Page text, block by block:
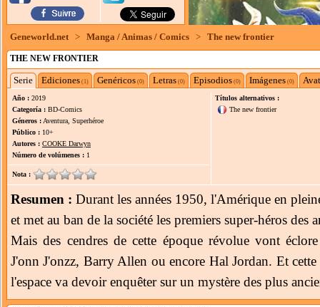
Geneworld.net > Manga / Animas / Comics > The new frontier
THE NEW FRONTIER
Serie Ediciones (1) Genéricos (0) Letras (0) Episodios (0) Imágenes (0)
Año : 2019
Categoría : BD-Comics
Géneros : Aventura, Superhéroe
Público : 10+
Autores : COOKE Darwyn
Número de volúmenes : 1
Nota :
Títulos alternativos :
The new frontier
Resumen : Durant les années 1950, l'Amérique en
et met au ban de la société les premiers super-héros des
Mais des cendres de cette époque révolue vont
J'onn J'onzz, Barry Allen ou encore Hal Jordan. Et
l'espace va devoir enquêter sur un mystère des plus